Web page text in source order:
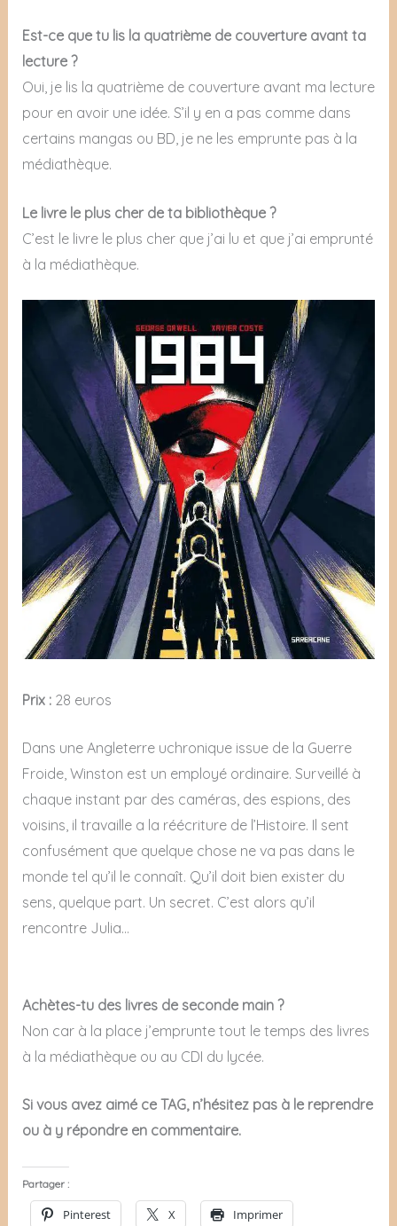
Est-ce que tu lis la quatrième de couverture avant ta
lecture ?
Oui, je lis la quatrième de couverture avant ma lecture
pour en avoir une idée. S’il y en a pas comme dans
certains mangas ou BD, je ne les emprunte pas à la
médiathèque.
Le livre le plus cher de ta bibliothèque ?
C’est le livre le plus cher que j’ai lu et que j’ai emprunté
à la médiathèque.
Prix : 28 euros
Dans une Angleterre uchronique issue de la Guerre
Froide, Winston est un employé ordinaire. Surveillé à
chaque instant par des caméras, des espions, des
voisins, il travaille a la réécriture de l’Histoire. Il sent
confusément que quelque chose ne va pas dans le
monde tel qu’il le connaît. Qu’il doit bien exister du
sens, quelque part. Un secret. C’est alors qu’il
rencontre Julia…
Achètes-tu des livres de seconde main ?
Non car à la place j’emprunte tout le temps des livres
à la médiathèque ou au CDI du lycée.
Si vous avez aimé ce TAG, n’hésitez pas à le reprendre
ou à y répondre en commentaire.
Partager :
Pinterest X Imprimer